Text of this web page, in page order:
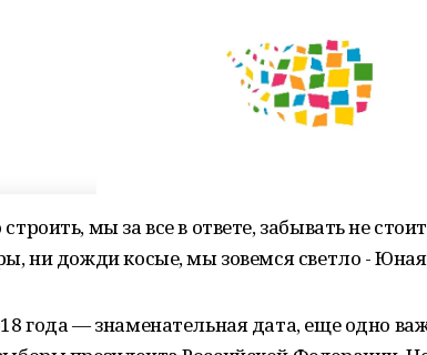
мы за все в ответе, забывать не
ни дожди косые, мы зовемся светло - Юная
года — знаменательная дата, еще одно